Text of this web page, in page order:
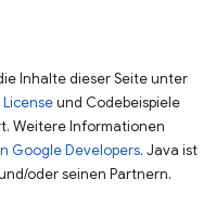
Inhalte dieser Seite unter
und Codebeispiele
Weitere Informationen
Google Developers. Java ist
oder seinen Partnern.